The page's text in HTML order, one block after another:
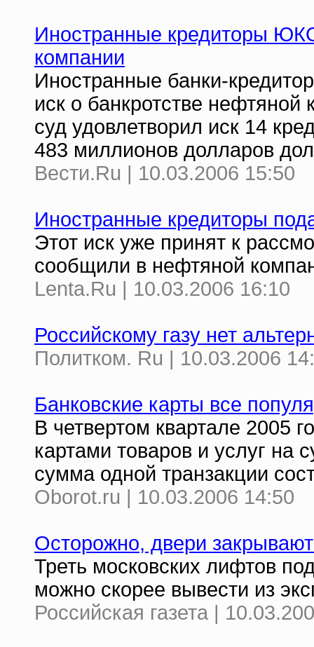
Иностранные кредиторы
компании
Иностранные банки-
иск о банкротстве
суд удовлетворил иск 14
483 миллионов долларов
Вести.Ru | 10.03.2006 15:50
Иностранные кредиторы
Этот иск уже принят к
сообщили в нефтяной
Lenta.Ru | 10.03.2006 16:10
Российскому газу нет
Политком. Ru | 10.03.2006
Банковские карты все
В четвертом квартале 2005
картами товаров и услуг
сумма одной транзакции
Oborot.ru | 10.03.2006 14:50
Осторожно, двери
Треть московских лифтов
можно скорее вывести из
Российская газета |